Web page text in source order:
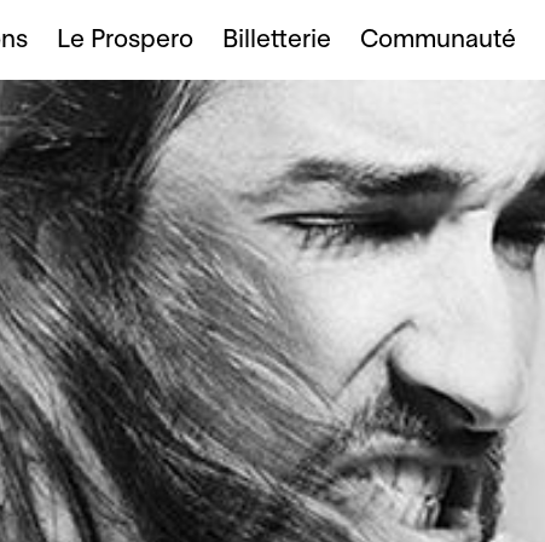
Le Prospero Billetterie Communauté